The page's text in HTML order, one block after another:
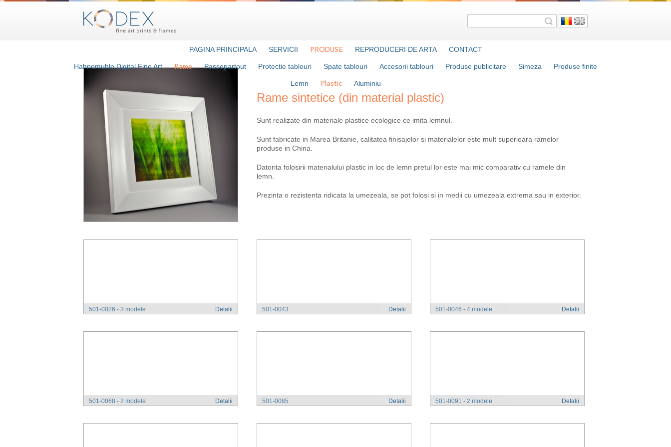
PAGINA PRINCIPALA SERVICII PRODUSE
Hahnemuhle Digital Fine Art Rame
Lemn Plastic Aluminiu
Passepartout Protectie tablouri Spate tablouri Accesorii tablouri Produse publicitare Simeza Produse finite
REPRODUCERI DE ARTA CONTACT
Rame sintetice (din material plastic)
Sunt realizate din materiale plastice ecologice ce imita lemnul.
Sunt fabricate in Marea Britanie, calitatea finisajelor si materialelor este mult superioara ramelor
produse in China.
Datorita folosirii materialului plastic in loc de lemn pretul lor este mai mic comparativ cu ramele din
lemn.
Prezinta o rezistenta ridicata la umezeala, se pot folosi si in medii cu umezeala extrema sau in exterior.
Detalii
501-0026 - 3 modele Detalii
501-0043 Detalii
501-0046 - 4 modele
Detalii
501-0068 - 2 modele Detalii
501-0085 Detalii
501-0091 - 2 modele